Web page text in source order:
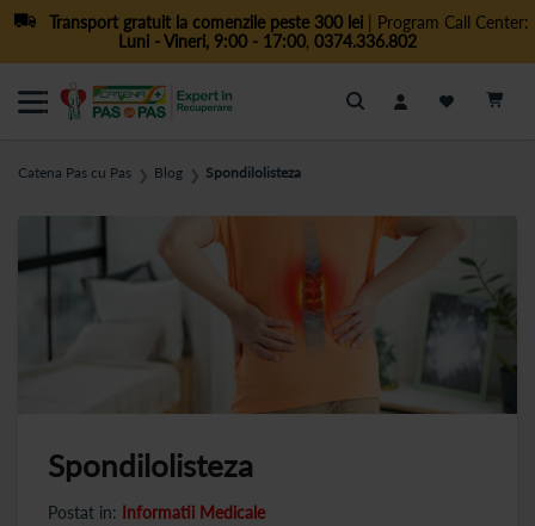
Transport gratuit la comenzile peste 300 lei| Program Call Center:
Luni - Vineri, 9:00 - 17:00, 0374.336.802
Cautare
Catena Pas cu Pas ❯ Blog ❯ Spondilolisteza
Spondilolisteza
Postat in: Informatii Medicale